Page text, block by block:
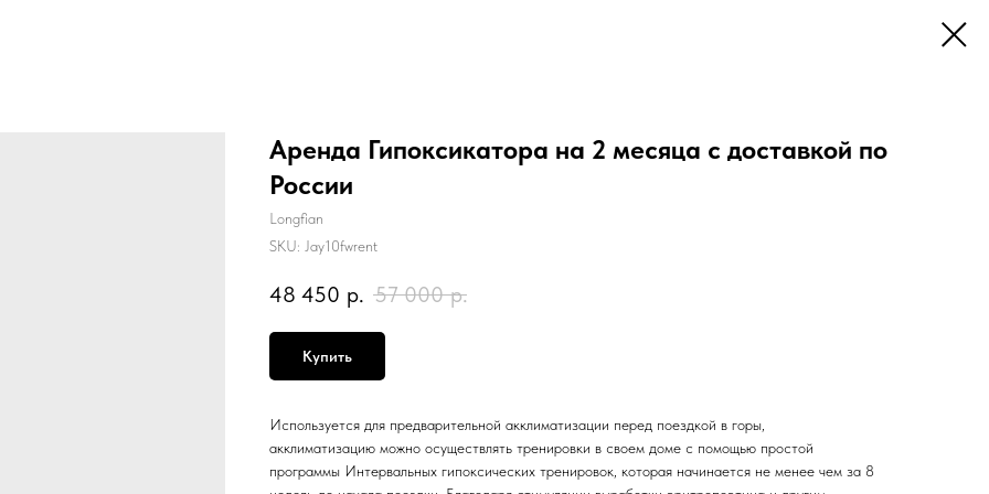
Аренда Гипоксикатора на 2 месяца с доставкой по
России
Longfian
SKU: Jay10fwrent
48 450 р. 57 000 р.
Купить
Используется для предварительной акклиматизации перед поездкой в горы,
акклиматизацию можно осуществлять тренировки в своем доме с помощью простой
программы Интервальных гипоксических тренировок, которая начинается не менее чем за 8